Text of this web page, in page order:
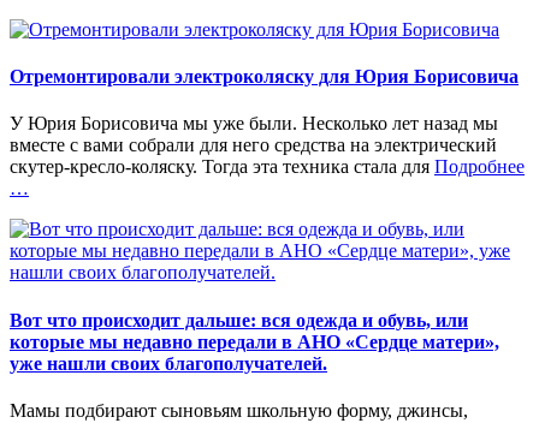
Отремонтировали электроколяску для Юрия Борисовича
У Юрия Борисовича мы уже были. Несколько лет назад мы
вместе с вами собрали для него средства на электрический
скутер-кресло-коляску. Тогда эта техника стала для Подробнее
…
Вот что происходит дальше: вся одежда и обувь, или
которые мы недавно передали в АНО «Сердце матери»,
уже нашли своих благополучателей.
Мамы подбирают сыновьям школьную форму, джинсы,